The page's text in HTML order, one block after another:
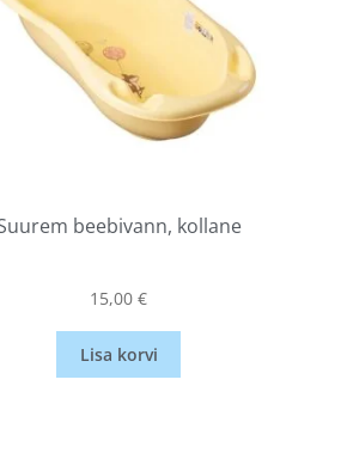
beebivann, kollane
15,00€
Lisa korvi